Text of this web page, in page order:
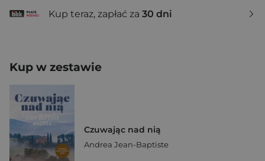
Kup teraz, zapłać za 30 dni
Kup w zestawie
Czuwając nad nią
Andrea Jean-Baptiste